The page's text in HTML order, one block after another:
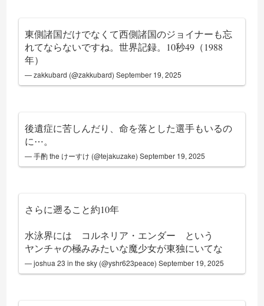
東側諸国だけでなくて西側諸国のジョイナーも忘
れてならないですね。世界記録。10秒49（1988
年）
— zakkubard (@zakkubard)September 19, 2025
後遺症に苦しんだり、命を落とした選手もいるの
に⋯。
— 手酌 the けーすけ (@tejakuzake)September 19, 2025
さらに遡ること約10年
水泳界には コルネリア・エンダー という
ヤンチャの極みみたいな魔少女が東独にいてな
— joshua 23 in the sky (@yshr623peace)September 19, 2025